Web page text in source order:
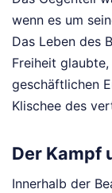
wenn es um
Das Leben des
Freiheit
geschäftlichen
Klischee des
Der Kampf
Innerhalb der